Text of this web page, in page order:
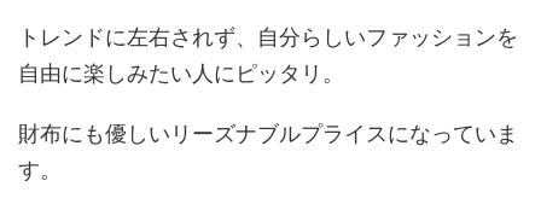
トレンドに左右されず、自分らしいファッションを
自由に楽しみたい人にピッタリ。
財布にも優しいリーズナブルプライスになっていま
す。